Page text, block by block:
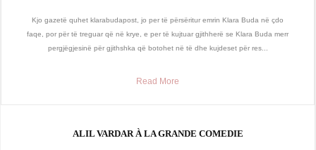
Kjo gazetë quhet klarabudapost, jo per të përsëritur emrin Klara Buda në çdo
faqe, por për të treguar që në krye, e per të kujtuar gjithherë se Klara Buda merr
pergjëgjesinë për gjithshka që botohet në të dhe kujdeset për res...
Read More
ALIL VARDAR À LA GRANDE COMEDIE